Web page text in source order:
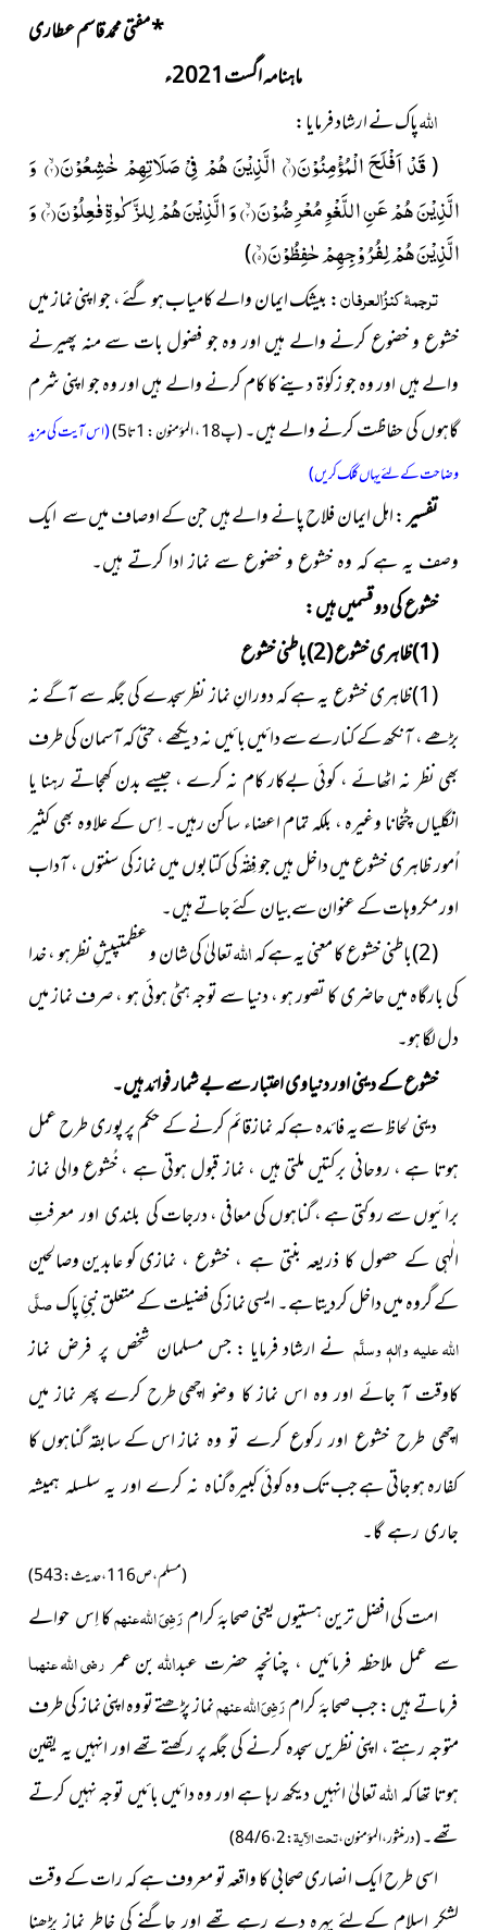
*مفتی محمد قاسم عطاری
ماہنامہ اگست2021ء
اللہپاک نے ارشاد فرمایا :
(قَدْ اَفْلَحَ الْمُؤْمِنُوْنَۙ(۱) الَّذِیْنَ هُمْ فِیْ صَلَاتِهِمْ خٰشِعُوْنَۙ(۲) وَ
الَّذِیْنَ هُمْ عَنِ اللَّغْوِ مُعْرِضُوْنَۙ(۳) وَ الَّذِیْنَ هُمْ لِلزَّكٰوةِ فٰعِلُوْنَۙ(۴) وَ
الَّذِیْنَ هُمْ لِفُرُوْجِهِمْ حٰفِظُوْنَۙ(۵)
)
ترجمۂ کنزُالعرفان: بیشک ایمان والے کامیاب ہو گئے ، جو اپنی نماز میں
خشوع و خضوع کرنے والے ہیں اور وہ جو فضول بات سے منہ پھیرنے
والے ہیں اور وہ جو زکوٰۃ دینے کا کام کرنے والے ہیں اور وہ جو اپنی شرم
گاہوں کی حفاظت کرنے والے ہیں۔(پ18 ، المؤمنون : 1تا5)
(اس آیت کی مزید
وضاحت کے لئے یہاں کلک کریں)
تفسیر: اہل ایمان فلاح پانے والے ہیں جن کے اوصاف میںسے ایک
وصف یہ ہے کہ وہ خشوع و خضوع سے نماز ادا کرتے ہیں۔
خشوع کی دو قسمیں ہیں :
(1)ظاہری خشوع (2)باطنی خشوع
(1)ظاہری خشوع یہ ہے کہ دورانِ نماز نظرسجدے کی جگہ سے آگے نہ
بڑھے ، آنکھ کے کنارے سے دائیں بائیں نہ دیکھے ، حتی کہ آسمان کی طرف
بھی نظر نہ اٹھائے ، کوئی بےکار کام نہ کرے ، جیسے بدن کھجاتے رہنا یا
انگلیاں چٹخانا وغیرہ ، بلکہ تمام اعضاء ساکن رہیں۔ اِس کے علاوہ بھی کثیر
اُمور ظاہری خشوع میں داخل ہیں جو فِقْہ کی کتابوں میں نماز کی سنتوں ، آداب
اور مکروہات کے عنوان سے بیان کئے جاتے ہیں۔
(2)باطنی خشوع کا معنی یہ ہے کہ
اللہتعالیٰ کی شان و عظمتپیشِ نظر ہو ، خدا
کی بارگاہ میں حاضری کا تصور ہو ، دنیا سے توجہ ہٹی ہوئی ہو ، صرف نماز میں
دل لگا ہو۔
خشوع کے دینی اور دنیاوی اعتبار سے بے شمار فوائد ہیں۔
دینی لحاظ سےیہ فائدہ ہے کہ نمازقائم کرنے کے حکم پر پوری طرح عمل
ہوتا ہے ، روحانی برکتیں ملتی ہیں ، نماز قبول ہوتی ہے ، خُشوع والی نماز
برائیوں سے روکتی ہے ، گناہوں کی معافی ، درجاتکی بلندی اور معرفتِ
الٰہی کے حصول کا ذریعہ بنتی ہے ، خشوع ، نمازیکو عابدین وصالحین
کے گروہ میں داخل کردیتا ہے۔ ایسی نماز کی فضیلت کے متعلق نبیِّ پاکصلَّی
اللہ علیہ واٰلہٖ وسلَّم نے ارشاد فرمایا : جسمسلمان شخص پر فرض نماز
کاوقت آ جائے اور وہ اس نماز کا وضو اچھیطرح کرے پھر نماز میں
اچھی طرح خشوع اور رکوع کرے تو وہ نمازاس کے سابقہ گناہوں کا
کفارہ ہو جاتی ہے جب تک وہ کوئی کبیرہگناہ نہ کرے اور یہ سلسلہ ہمیشہ
جاری رہے گا۔
(مسلم ، ص116 ، حدیث : 543)
امت کی افضل ترین ہستیوں یعنی صحابۂ کرامرَضِیَ اللہ عنہمکااِس حوالے
سے عمل ملاحظہ فرمائیں ، چنانچہ حضرت عبداللہبنعمر رضی اللہ عنہما
فرماتے ہیں : جب صحابۂ کرامرَضِیَ اللہ عنہمنماز پڑھتےتو وہ اپنی نماز کی طرف
متوجہ رہتے ، اپنی نظریں سجدہ کرنے کی جگہ پر رکھتے تھے اور انہیں یہ یقین
ہوتا تھا کہاللہتعالیٰ انہیں دیکھ رہا ہے اور وہ دائیں بائیں توجہ نہیں کرتے
تھے۔(در منثور ، المؤمنون ،تحت الآیۃ: 2 ، 6 / 84)
اسی طرح ایک انصاری صحابی کا واقعہ تو معروف ہے کہ رات کے وقت